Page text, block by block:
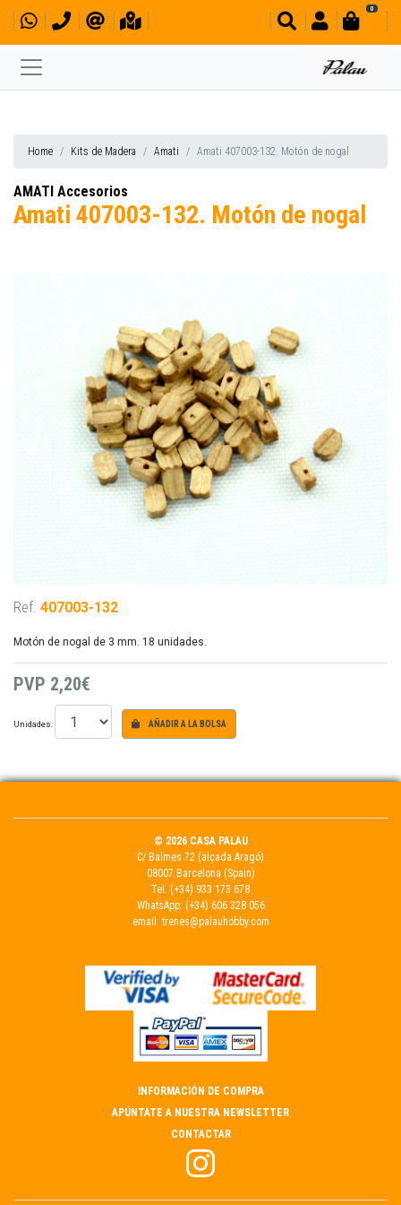
0
Home Kits de Madera Amati Amati 407003-132. Motón de nogal
AMATI Accesorios
Amati 407003-132. Motón de nogal
Ref. 407003-132
Motón de nogal de 3 mm. 18 unidades.
PVP 2,20€
Unidades: AÑADIR A LA BOLSA
© 2026 CASA PALAU
C/ Balmes 72 (alçada Aragó)
08007 Barcelona (Spain)
Tel. (+34) 933 173 678
WhatsApp: (+34) 606 328 056
email: trenes@palauhobby.com
INFORMACIÓN DE COMPRA
APÚNTATE A NUESTRA NEWSLETTER
CONTACTAR